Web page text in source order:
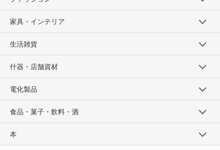
家具・インテリア
生活雑貨
什器・店舗資材
電化製品
食品・菓子・飲料・酒
本